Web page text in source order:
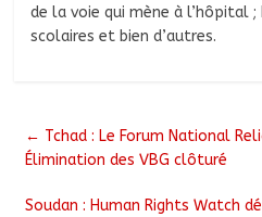
de la voie qui mène à l’hôpital
scolaires et bien d’autres.
← Tchad : Le Forum National
Élimination des VBG clôturé
Soudan : Human Rights Watch